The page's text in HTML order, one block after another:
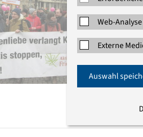
Web-Analyse
Externe
Auswahl